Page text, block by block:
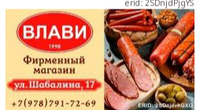
работа
erid: 2SDnjdvhGXG